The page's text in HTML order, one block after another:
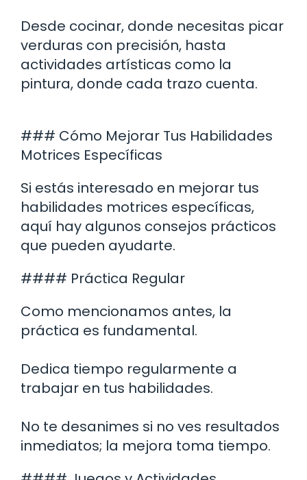
Desde cocinar, donde necesitas picar
verduras con precisión, hasta
actividades artísticas como la
pintura, donde cada trazo cuenta.
### Cómo Mejorar Tus Habilidades
Motrices Específicas
Si estás interesado en mejorar tus
habilidades motrices específicas,
aquí hay algunos consejos prácticos
que pueden ayudarte.
#### Práctica Regular
Como mencionamos antes, la
práctica es fundamental.
Dedica tiempo regularmente a
trabajar en tus habilidades.
No te desanimes si no ves resultados
inmediatos; la mejora toma tiempo.